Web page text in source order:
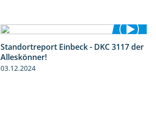
1:04
Standortreport Einbeck - DKC 3117 der
Alleskönner!
03.12.2024